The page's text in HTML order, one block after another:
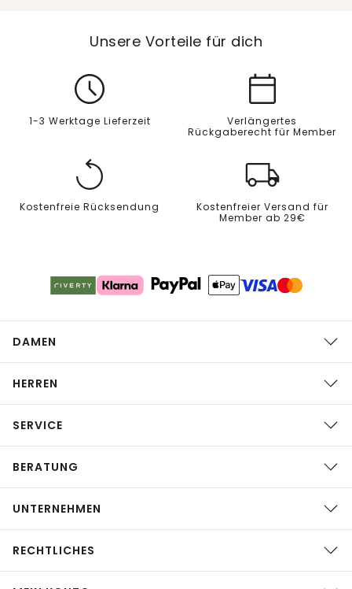
Unsere Vorteile für dich
1-3 Werktage Lieferzeit
Verlängertes
Rückgaberecht für Member
Kostenfreie Rücksendung
Kostenfreier Versand für
Member ab 29€
DAMEN
HERREN
SERVICE
BERATUNG
UNTERNEHMEN
RECHTLICHES